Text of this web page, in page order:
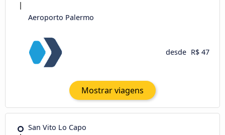
Aeroporto Palermo
desde R$ 47
Mostrar viagens
San Vito Lo Capo